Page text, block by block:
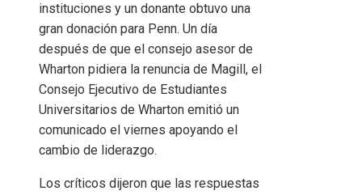
instituciones y un donante obtuvo una
gran donación para Penn. Un día
después de que el consejo asesor de
Wharton pidiera la renuncia de Magill, el
Consejo Ejecutivo de Estudiantes
Universitarios de Wharton emitió un
comunicado el viernes apoyando el
cambio de liderazgo.
Los críticos dijeron que las respuestas